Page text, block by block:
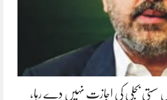
بجلی کی اجازت نہیں دے رہا،